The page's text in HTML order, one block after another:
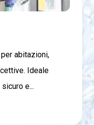
abitazioni,
Ideale
e...